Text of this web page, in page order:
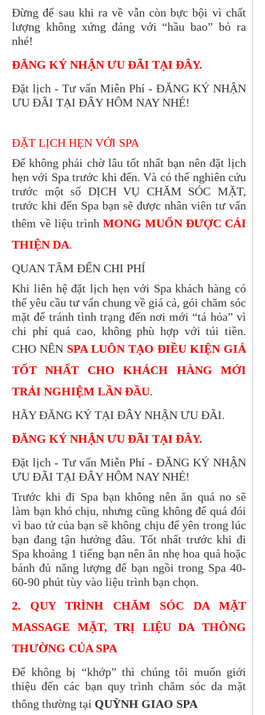
Đừng để sau khi ra về vẫn còn bực bội vì chất
lượng không xứng đáng với “hầu bao” bỏ ra
nhé!
ĐĂNG KÝ NHẬN ƯU ĐÃI TẠI ĐÂY.
Đặt lịch - Tư vấn Miễn Phí - ĐĂNG KÝ NHẬN
ƯU ĐÃI TẠI ĐÂYHÔM NAY NHÉ!
ĐẶT LỊCH HẸN VỚI SPA
Để không phải chờ lâu tốt nhất bạn nên đặt lịch
hẹn với Spa trước khi đến. Và có thể nghiên cứu
trước một số DỊCH VỤ CHĂM SÓC MẶT,
trước khi đến Spa bạn sẽ được nhân viên tư vấn
thêm về liệu trình MONG MUỐN ĐƯỢC CẢI
THIỆN DA.
QUAN TÂM ĐẾN CHI PHÍ
Khi liên hệ đặt lịch hẹn với Spa khách hàng có
thể yêu cầu tư vấn chung về giá cả, gói chăm sóc
mặt để tránh tình trạng đến nơi mới “tá hỏa” vì
chi phí quá cao, không phù hợp với túi tiền.
CHO NÊN SPA LUÔN TẠO ĐIỀU KIỆN GIÁ
TỐT NHẤT CHO KHÁCH HÀNG MỚI
TRẢI NGHIỆM LẦN ĐẦU.
HÃY ĐĂNG KÝ TẠI ĐÂY NHẬN ƯU ĐÃI.
ĐĂNG KÝ NHẬN ƯU ĐÃI TẠI ĐÂY.
Đặt lịch - Tư vấn Miễn Phí - ĐĂNG KÝ NHẬN
ƯU ĐÃI TẠI ĐÂYHÔM NAY NHÉ!
Trước khi đi Spa bạn không nên ăn quá no sẽ
làm bạn khó chịu, nhưng cũng không để quá đói
vì bao tử của bạn sẽ không chịu để yên trong lúc
bạn đang tận hưởng đâu. Tốt nhất trước khi đi
Spa khoảng 1 tiếng bạn nên ăn nhẹ hoa quả hoặc
bánh đủ năng lượng để bạn ngồi trong Spa 40-
60-90 phút tùy vào liệu trình bạn chọn.
2. QUY TRÌNH CHĂM SÓC DA MẶT
MASSAGE MẶT, TRỊ LIỆU DA THÔNG
THƯỜNG CỦA SPA
Để không bị “khớp” thì chúng tôi muốn giới
thiệu đến các bạn quy trình chăm sóc da mặt
thông thường tại QUỲNH GIAO SPA